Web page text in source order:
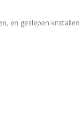
en geslepen kristallen.